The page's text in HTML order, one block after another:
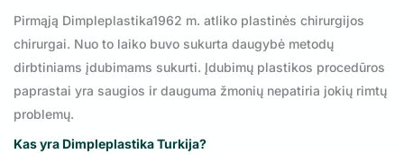
Pirmąją Dimpleplastika1962 m. atliko plastinės chirurgijos
chirurgai. Nuo to laiko buvo sukurta daugybė metodų
dirbtiniams įdubimams sukurti. Įdubimų plastikos procedūros
paprastai yra saugios ir dauguma žmonių nepatiria jokių rimtų
problemų.
Kas yra Dimpleplastika Turkija?